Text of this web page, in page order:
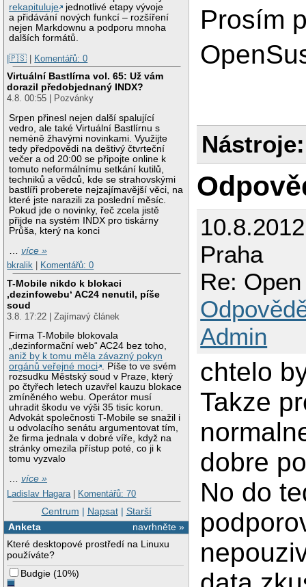
rekapituluje
jednotlivé etapy vývoje
a přidávání nových funkcí – rozšíření
nejen Markdownu a podporu mnoha
dalších formátů.
|🇵🇸 | Komentářů: 0
Virtuální Bastlírna vol. 65: Už vám
dorazil předobjednaný INDX?
4.8. 00:55 | Pozvánky
Srpen přinesl nejen další spalující
vedro, ale také Virtuální Bastlírnu s
neméně žhavými novinkami. Využijte
tedy předpovědi na deštivý čtvrteční
večer a od 20:00 se připojte online k
tomuto neformálnímu setkání kutilů,
techniků a vědců, kde se strahovskými
bastlíři proberete nejzajímavější věci, na
které jste narazili za poslední měsíc.
Pokud jde o novinky, řeč zcela jistě
přijde na systém INDX pro tiskárny
Průša, který na konci
…více »
bkralik
Komentářů: 0
T-Mobile nikdo k blokaci
‚dezinfowebu‘ AC24 nenutil, píše
soud
3.8. 17:22 | Zajímavý článek
Firma T-Mobile blokovala
„dezinformační web“ AC24 bez toho,
aniž by k tomu měla závazný pokyn
orgánů veřejné moci . Píše to ve svém
rozsudku Městský soud v Praze, který
po čtyřech letech uzavřel kauzu blokace
zmíněného webu. Operátor musí
uhradit škodu ve výši 35 tisíc korun.
Advokát společnosti T-Mobile se snažil i
u odvolacího senátu argumentovat tím,
že firma jednala v dobré víře, když na
stránky omezila přístup poté, co ji k
tomu vyzvalo
…více »
Ladislav Hagara | Komentářů: 70
Centrum | Napsat| Starší
navrhněte »
Anketa
Které desktopové prostředí na Linuxu
používáte?
Budgie (10%)
Prosím
Nástroje:
Praha
Re:
Admin
chtelo
Takze
dobre
No do